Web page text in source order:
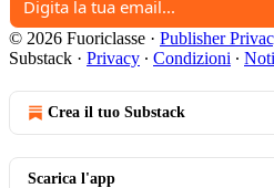
© 2026 Fuoriclasse · Publisher
Substack · Privacy ∙ Condizioni ∙
Crea il tuo Substack
Scarica l'app